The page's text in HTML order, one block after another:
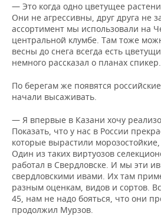
— Это когда одно цветущее
Они не агрессивны, друг друга не
ассортимент мы использовали на
центральной клумбе. Там тоже
весны до снега всегда есть
немного рассказал о планах спикер.
По берегам же появятся
начали высаживать.
— Я впервые в Казани хочу
Показать, что у нас в России
которые вырастили
Один из таких виртуозов
работал в Свердловске. И мы эти
свердловскими ивами. Их там
разным оценкам, видов и сортов.
45, нам не надо бояться, что они
продолжил Мурзов.